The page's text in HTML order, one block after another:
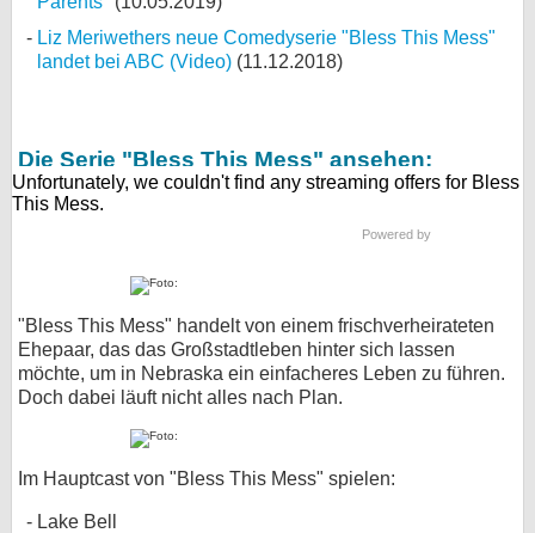
Liz Meriwethers neue Comedyserie "Bless This Mess"
landet bei ABC (Video) (11.12.2018)
Die Serie "Bless This Mess" ansehen:
Powered by
"Bless This Mess" handelt von einem frischverheirateten
Ehepaar, das das Großstadtleben hinter sich lassen
möchte, um in Nebraska ein einfacheres Leben zu führen.
Doch dabei läuft nicht alles nach Plan.
Im Hauptcast von "Bless This Mess" spielen:
Lake Bell